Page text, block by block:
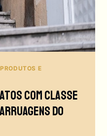
PRODUTOS E
Com Classe
Do